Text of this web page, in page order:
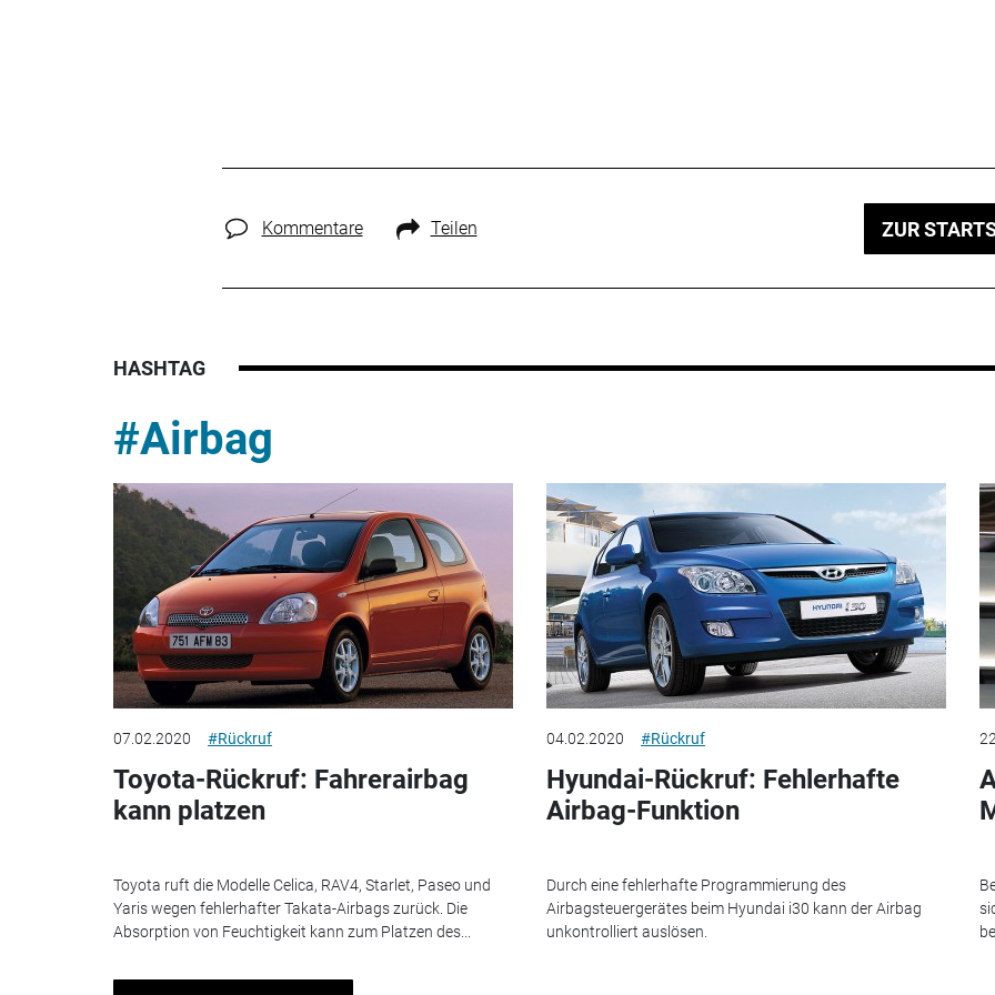
Kommentare Teilen ZUR
HASHTAG
#Airbag
07.02.2020 #Rückruf
Toyota-Rückruf: Fahrerairbag
kann platzen
Toyota ruft die Modelle Celica, RAV4, Starlet, Paseo und
Yaris wegen fehlerhafter Takata-Airbags zurück. Die
Absorption von Feuchtigkeit kann zum Platzen des...
04.02.2020 #Rückruf
Hyundai-Rückruf: Fehlerhafte
Airbag-Funktion
Durch eine fehlerhafte Programmierung des
Airbagsteuergerätes beim Hyundai i30 kann der Airbag
unkontrolliert auslösen.